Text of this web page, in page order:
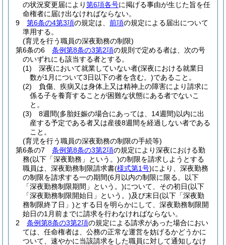
の状況変更届により第6項各号に掲げる事由が生じた旨を任
命権者に届け出なければならない。
9
第6条の4第3項の規定は、 前項の規定による届出について
準用する。
(育児を行う職員の深夜勤務の制限)
第6条の6
条例第8条の3第2項の規則で定める者は、次の号
のいずれにも該当する者とする。
(1)
深夜において就業していない者(深夜における就業日
数が1月について3日以下の者を含む。)であること。
(2)
負傷、疾病又は身体上又は精神上の障害により請求に
係る子を養育することが困難な状態にある者でないこ
と。
(3)
8週間(多胎妊娠の場合にあっては、14週間)以内に出
産する予定である者又は産後8週間を経過しない者である
こと。
(育児を行う職員の深夜勤務の制限の手続等)
第6条の7
条例第8条の3第2項の規定により深夜における勤
務(以下「深夜勤務」という。)の制限を請求しようとする
職員は、深夜勤務制限請求書(様式第1号)により、深夜勤務
の制限を請求する一の期間(6月以内の制限に限る。以下
「深夜勤務制限期間」という。)について、その初日(以下
「深夜勤務制限開始日」という。)及び末日(以下「深夜勤
務制限終了日」)とする日を明らかにして、深夜勤務制限開
始日の1月前までに請求を行わなければならない。
2
条例第8条の3第2項の規定による請求があった場合におい
ては、任命権者は、公務の正常な運営を妨げるかどうかに
ついて、速やかに当該請求をした職員に対して通知しなけ